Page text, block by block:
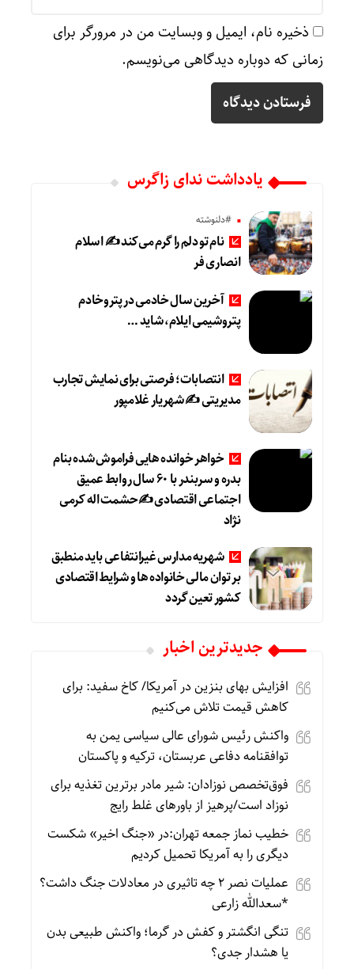
ذخیره نام، ایمیل و وبسایت من در مرورگر برای
زمانی که دوباره دیدگاهی می‌نویسم.
یادداشت ندای زاگرس
#دلنوشته
نام تو دلم را گرم می‌کند ✍️ اسلام
انصاری فر
آخرین سال خادمی در پتروخادم
پتروشیمی ایلام، شاید …
انتصابات؛ فرصتی برای نمایش تجارب
مدیریتی ✍ شهریار غلامپور
خواهر خوانده هایی فراموش شده بنام
بدره و سربندر با ۶۰ سال روابط عمیق
اجتماعی اقتصادی ✍حشمت اله کرمی
نژاد
شهریه مدارس غیرانتفاعی باید منطبق
بر توان مالی خانواده ها و شرایط اقتصادی
کشور تعین گردد
جديدترين اخبار
افزایش بهای بنزین در آمریکا/ کاخ سفید: برای
کاهش قیمت تلاش می‌کنیم
واکنش رئیس شورای عالی سیاسی یمن به
توافقنامه دفاعی عربستان، ترکیه و پاکستان
فوق‌تخصص نوزادان: شیر مادر برترین تغذیه برای
نوزاد است/پرهیز از باورهای غلط رایج
خطیب نماز جمعه تهران:در «جنگ اخیر» شکست
دیگری را به آمریکا تحمیل کردیم
عملیات نصر ۲ چه تاثیری در معادلات جنگ داشت؟
*سعدالله زارعی
تنگی انگشتر و کفش در گرما؛ واکنش طبیعی بدن
یا هشدار جدی؟